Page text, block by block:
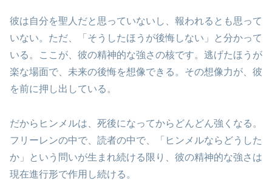
彼は自分を聖人だと思っていないし、報われるとも思って
いない。ただ、「そうしたほうが後悔しない」と分かって
いる。ここが、彼の精神的な強さの核です。逃げたほうが
楽な場面で、未来の後悔を想像できる。その想像力が、彼
を前に押し出している。
だからヒンメルは、死後になってからどんどん強くなる。
フリーレンの中で、読者の中で、「ヒンメルならどうした
か」という問いが生まれ続ける限り、彼の精神的な強さは
現在進行形で作用し続ける。